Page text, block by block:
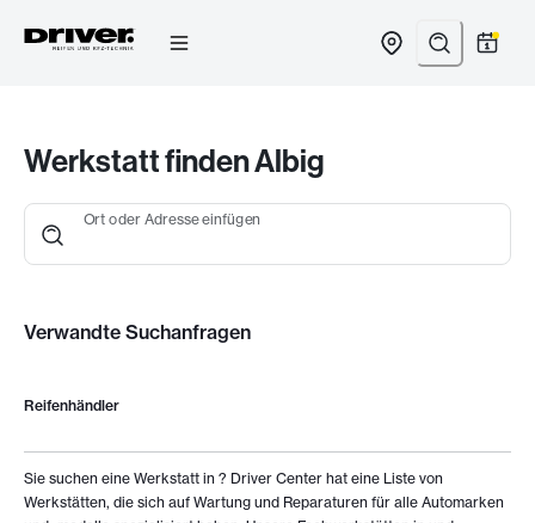
springen
Werkstatt finden Albig
Ort oder Adresse einfügen
Verwandte Suchanfragen
Reifenhändler
Sie suchen eine Werkstatt in ? Driver Center hat eine Liste von
Werkstätten, die sich auf Wartung und Reparaturen für alle Automarken